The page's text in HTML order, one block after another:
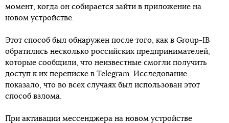
момент, когда он собирается зайти в приложение на
новом устройстве.
Этот способ был обнаружен после того, как в Group-IB
обратились несколько российских предпринимателей,
которые сообщили, что неизвестные смогли получить
доступ к их переписке в Telegram. Исследование
показало, что во всех случаях был использован этот
способ взлома.
При активации мессенджера на новом устройстве